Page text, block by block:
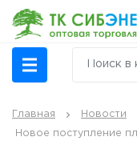
Главная Новости
Новое поступление